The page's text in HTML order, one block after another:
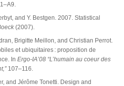
and Y. Bestgen. 2007. Statistical
(2007).
Brigitte Meillon, and Christian Perrot.
et ubiquitaires : proposition de
In Ergo-IA’08 “L’humain au coeur des
107–116.
and Jérôme Tonetti. Design and